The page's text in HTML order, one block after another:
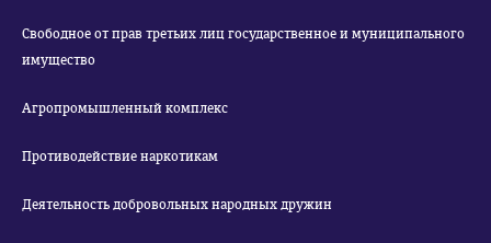
Свободное от прав третьих лиц государственное и муниципального
имущество
Агропромышленный комплекс
Противодействие наркотикам
Деятельность добровольных народных дружин